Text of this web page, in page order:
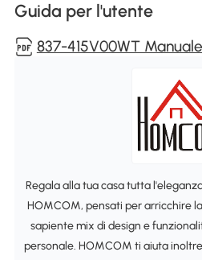
Guida per l'utente
837-415V00WT
Regala alla tua casa tutta
HOMCOM, pensati per arricchire
sapiente mix di design e
personale. HOMCOM ti aiuta